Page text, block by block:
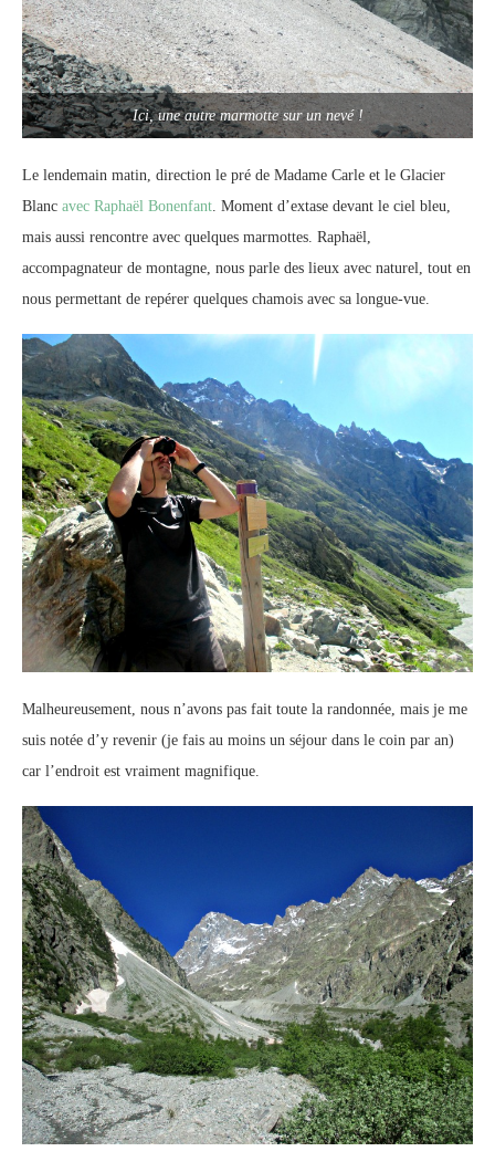
Ici, une autre marmotte sur un nevé !
Le lendemain matin, direction le pré de Madame Carle et le Glacier
Blanc avec Raphaël Bonenfant . Moment d’extase devant le ciel bleu,
mais aussi rencontre avec quelques marmottes. Raphaël,
accompagnateur de montagne, nous parle des lieux avec naturel, tout en
nous permettant de repérer quelques chamois avec sa longue-vue.
Malheureusement, nous n’avons pas fait toute la randonnée, mais je me
suis notée d’y revenir (je fais au moins un séjour dans le coin par an)
car l’endroit est vraiment magnifique.